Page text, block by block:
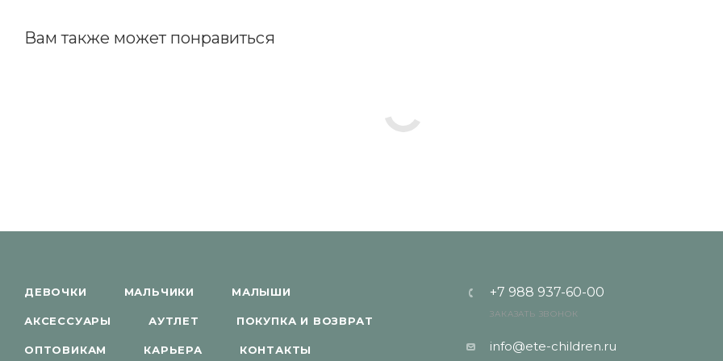
Вам также может понравиться
ДЕВОЧКИ МАЛЬЧИКИ МАЛЫШИ
АКСЕССУАРЫ АУТЛЕТ ПОКУПКА И ВОЗВРАТ
ОПТОВИКАМ КАРЬЕРА КОНТАКТЫ
+7 988 937-60-00
ЗАКАЗАТЬ ЗВОНОК
info@ete-children.ru